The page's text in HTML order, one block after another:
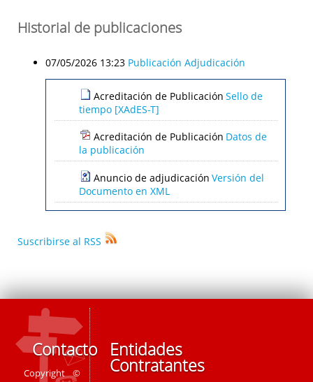
Historial de publicaciones
07/05/2026 13:23 Publicación Adjudicación
Acreditación de Publicación Sello de
tiempo [XAdES-T]
Acreditación de Publicación Datos de
la publicación
Anuncio de adjudicación Versión del
Documento en XML
Suscribirse al RSS
Contacto
Copyright ©
Entidades
Contratantes